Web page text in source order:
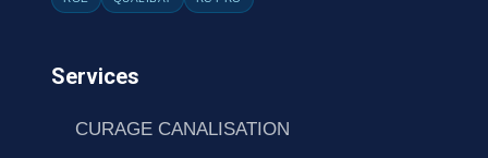
Services
CURAGE CANALISATION